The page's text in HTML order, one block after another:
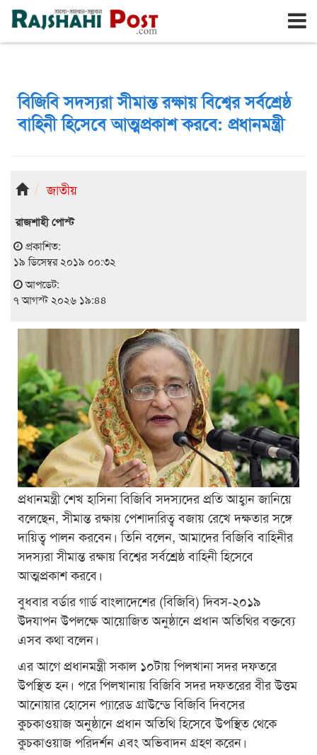
রাজশাহী শুক্রবার, ৭ই আগস্ট ২০২৬, ২৪শে শ্রাবণ ১৪৩৩
বিজিবি সদস্যরা সীমান্ত রক্ষায় বিশ্বের সর্বশ্রেষ্ঠ
বাহিনী হিসেবে আত্মপ্রকাশ করবে: প্রধানমন্ত্রী
জাতীয়
রাজশাহী পোস্ট
প্রকাশিত:
১৯ ডিসেম্বর ২০১৯ ০০:৩২
আপডেট:
৭ আগস্ট ২০২৬ ১৯:৪৪
প্রধানমন্ত্রী শেখ হাসিনা বিজিবি সদস্যদের প্রতি আহ্বান জানিয়ে
বলেছেন, সীমান্ত রক্ষায় পেশাদারিত্ব বজায় রেখে দক্ষতার সঙ্গে
দায়িত্ব পালন করবেন। তিনি বলেন, আমাদের বিজিবি বাহিনীর
সদস্যরা সীমান্ত রক্ষায় বিশ্বের সর্বশ্রেষ্ঠ বাহিনী হিসেবে
আত্মপ্রকাশ করবে।
বুধবার বর্ডার গার্ড বাংলাদেশের (বিজিবি) দিবস-২০১৯
উদযাপন উপলক্ষে আয়োজিত অনুষ্ঠানে প্রধান অতিথির বক্তব্যে
এসব কথা বলেন।
এর আগে প্রধানমন্ত্রী সকাল ১০টায় পিলখানা সদর দফতরে
উপস্থিত হন। পরে পিলখানায় বিজিবি সদর দফতরের বীর উত্তম
আনোয়ার হোসেন প্যারেড গ্রাউন্ডে বিজিবি দিবসের
কুচকাওয়াজ অনুষ্ঠানে প্রধান অতিথি হিসেবে উপস্থিত থেকে
কুচকাওয়াজ পরিদর্শন এবং অভিবাদন গ্রহণ করেন।